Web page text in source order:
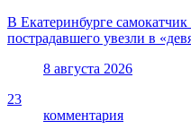
В Екатеринбурге самокатчик
пострадавшего увезли в
8 августа 2026
23
комментария